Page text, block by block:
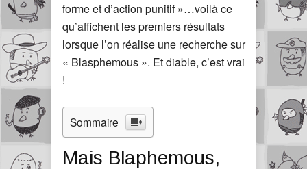
forme et d’action punitif »…voilà ce
qu’affichent les premiers résultats
lorsque l’on réalise une recherche sur
« Blasphemous ». Et diable, c’est vrai
!
Sommaire
Mais Blaphemous,